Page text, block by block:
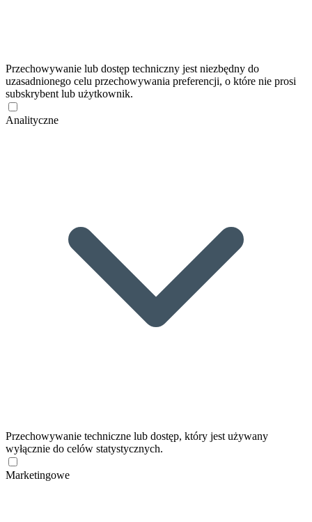
Przechowywanie lub dostęp techniczny jest niezbędny do
uzasadnionego celu przechowywania preferencji, o które nie prosi
subskrybent lub użytkownik.
Analityczne
Przechowywanie techniczne lub dostęp, który jest używany
wyłącznie do celów statystycznych.
Marketingowe